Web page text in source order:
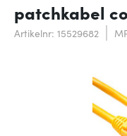
patchkabel
Artikelnr: 15529682